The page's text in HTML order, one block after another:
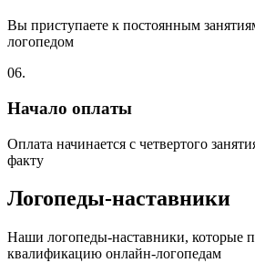
Вы приступаете к постоянным
логопедом
06.
Начало оплаты
Оплата начинается с четвертого
факту
Логопеды-наставники
Наши логопеды-наставники, которые
квалификацию онлайн-логопедам